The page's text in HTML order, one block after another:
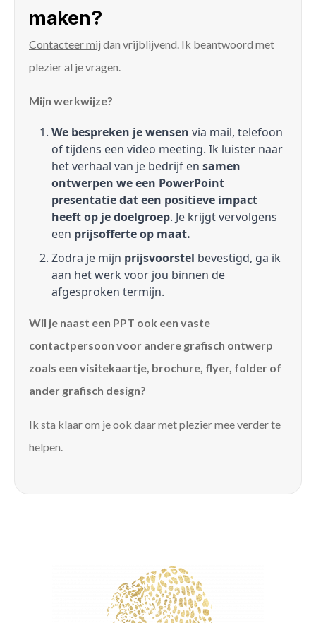
maken?
Contacteer mij dan vrijblijvend. Ik beantwoord met
plezier al je vragen.
Mijn werkwijze?
We bespreken je wensen via mail, telefoon
of tijdens een video meeting. Ik luister naar
het verhaal van je bedrijf en samen
ontwerpen we een PowerPoint
presentatie dat een positieve impact
heeft op je doelgroep. Je krijgt vervolgens
een prijsofferte op maat.
Zodra je mijn prijsvoorstel bevestigd, ga ik
aan het werk voor jou binnen de
afgesproken termijn.
Wil je naast een PPT ook een vaste
contactpersoon voor andere grafisch ontwerp
zoals een visitekaartje, brochure, flyer, folder of
ander grafisch design?
Ik sta klaar om je ook daar met plezier mee verder te
helpen.